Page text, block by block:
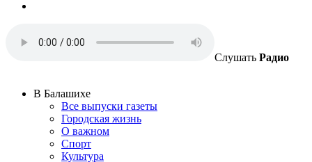
Слушать Радио
В Балашихе
Все выпуски газеты
Городская жизнь
О важном
Спорт
Культура